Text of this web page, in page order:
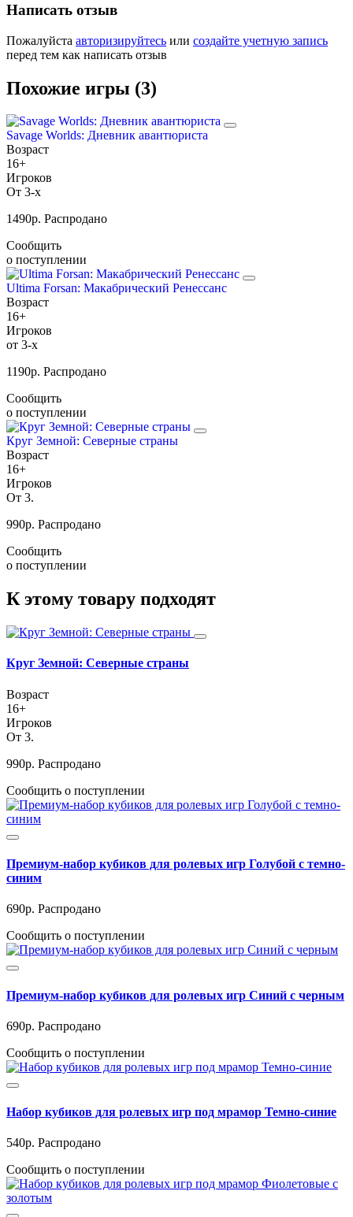
Написать отзыв
Пожалуйста авторизируйтесь или создайте учетную запись
перед тем как написать отзыв
Похожие игры (3)
Savage Worlds: Дневник авантюриста
Возраст
16+
Игроков
От 3-х
1490р. Распродано
Сообщить
о поступлении
Ultima Forsan: Макабрический Ренессанс
Возраст
16+
Игроков
от 3-х
1190р. Распродано
Сообщить
о поступлении
Круг Земной: Северные страны
Возраст
16+
Игроков
От 3.
990р. Распродано
Сообщить
о поступлении
К этому товару подходят
Круг Земной: Северные страны
Возраст
16+
Игроков
От 3.
990р. Распродано
Сообщить о поступлении
Премиум-набор кубиков для ролевых игр Голубой с темно-
синим
690р. Распродано
Сообщить о поступлении
Премиум-набор кубиков для ролевых игр Синий с черным
690р. Распродано
Сообщить о поступлении
Набор кубиков для ролевых игр под мрамор Темно-синие
540р. Распродано
Сообщить о поступлении